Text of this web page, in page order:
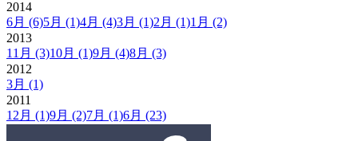
2014
6月 (6)5月 (1)4月 (4)3月 (1)2月 (1)1月 (2)
2013
11月 (3)10月 (1)9月 (4)8月 (3)
2012
3月 (1)
2011
12月 (1)9月 (2)7月 (1)6月 (23)